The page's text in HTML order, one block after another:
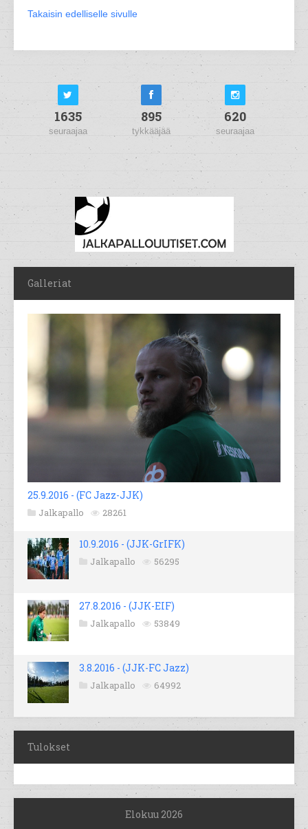
Takaisin edelliselle sivulle
1635
seuraajaa
895
tykkääjää
620
seuraajaa
Galleriat
25.9.2016 - (FC Jazz-JJK)
Jalkapallo 28261
10.9.2016 - (JJK-GrIFK)
Jalkapallo 56295
27.8.2016 - (JJK-EIF)
Jalkapallo 53849
3.8.2016 - (JJK-FC Jazz)
Jalkapallo 64992
Tulokset
Elokuu 2026